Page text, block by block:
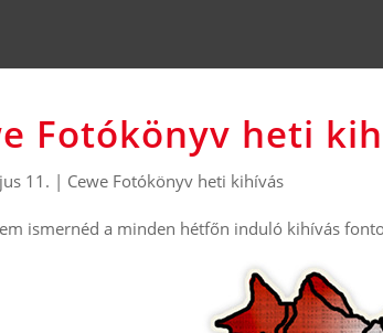
Fotókönyv heti
11. | Cewe Fotókönyv heti kihívás
ismernéd a minden hétfőn induló kihívás